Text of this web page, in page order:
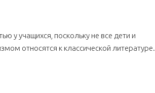
у учащихся, поскольку не все дети и
относятся к классической литературе.